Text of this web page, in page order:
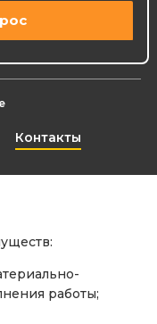
Контакты
работы;